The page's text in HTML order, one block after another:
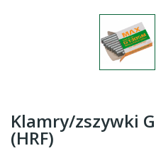
Klamry/zszywki
(HRF)